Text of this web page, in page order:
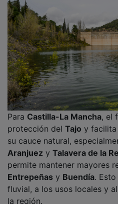
Para Castilla-La Mancha, el
protección del Tajo y facilita
su cauce natural,
Aranjuez y Talavera de la
permite mantener mayores
Entrepeñas y Buendía.
fluvial, a los usos locales y
la región.